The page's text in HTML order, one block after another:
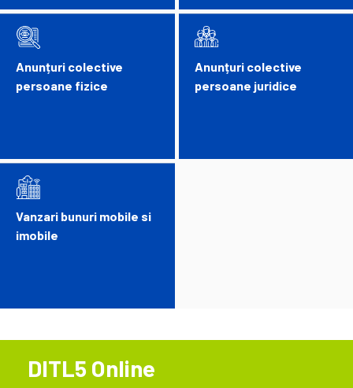
Anunțuri colective
persoane fizice
Vanzari bunuri mobile si
imobile
Anunțuri colective
persoane juridice
DITL5 Online